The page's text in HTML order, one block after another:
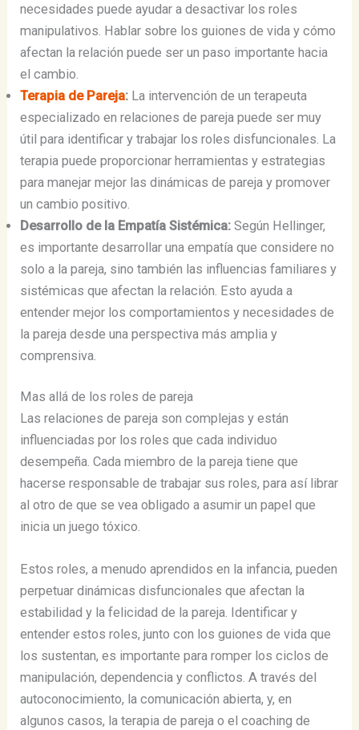
necesidades puede ayudar a desactivar los roles
manipulativos. Hablar sobre los guiones de vida y cómo
afectan la relación puede ser un paso importante hacia
el cambio.
Terapia de Pareja: La intervención de un terapeuta
especializado en relaciones de pareja puede ser muy
útil para identificar y trabajar los roles disfuncionales. La
terapia puede proporcionar herramientas y estrategias
para manejar mejor las dinámicas de pareja y promover
un cambio positivo.
Desarrollo de la Empatía Sistémica: Según Hellinger,
es importante desarrollar una empatía que considere no
solo a la pareja, sino también las influencias familiares y
sistémicas que afectan la relación​​​​. Esto ayuda a
entender mejor los comportamientos y necesidades de
la pareja desde una perspectiva más amplia y
comprensiva.
Mas allá de los roles de pareja
Las relaciones de pareja son complejas y están
influenciadas por los roles que cada individuo
desempeña. Cada miembro de la pareja tiene que
hacerse responsable de trabajar sus roles, para así librar
al otro de que se vea obligado a asumir un papel que
inicia un juego tóxico.
Estos roles, a menudo aprendidos en la infancia, pueden
perpetuar dinámicas disfuncionales que afectan la
estabilidad y la felicidad de la pareja. Identificar y
entender estos roles, junto con los guiones de vida que
los sustentan, es importante para romper los ciclos de
manipulación, dependencia y conflictos. A través del
autoconocimiento, la comunicación abierta, y, en
algunos casos, la terapia de pareja o el coaching de